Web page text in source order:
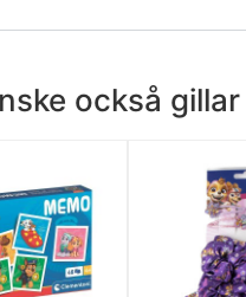
också gillar